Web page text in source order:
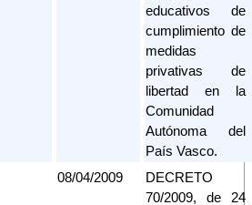
educativos de
cumplimiento de
medidas
privativas de
libertad en la
Comunidad
Autónoma del
País Vasco.
08/04/2009
DECRETO
70/2009, de 24